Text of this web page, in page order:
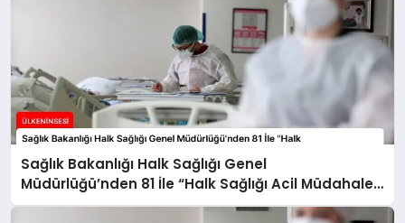
Sağlık Bakanlığı Halk Sağlığı Genel
Müdürlüğü’nden 81 İle “Halk Sağlığı Acil Müdahale
Ekipleri” Gönderildi